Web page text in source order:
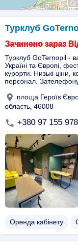
Турклуб
Зачинено зараз
Турклуб GoTernopil -
Україні та Європі,
курорти. Низькі ціни,
персонал.
площа Героїв
область, 46008
+380 97 155
Оренда кабінету